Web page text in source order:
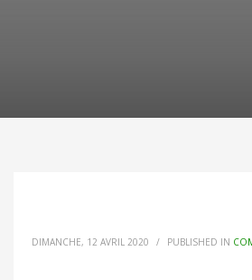
DIMANCHE, 12 AVRIL 2020 / PUBLISHED IN